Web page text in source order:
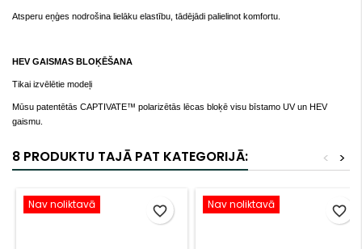
Atsperu eņģes nodrošina lielāku elastību, tādējādi palielinot komfortu.
HEV GAISMAS BLOĶĒŠANA
Tikai izvēlētie modeļi
Mūsu patentētās CAPTIVATE™ polarizētās lēcas bloķē visu bīstamo UV un HEV
gaismu.
8 PRODUKTU TAJĀ PAT KATEGORIJĀ: >
<
Nav noliktavā favorite_border Nav noliktavā favorite_border